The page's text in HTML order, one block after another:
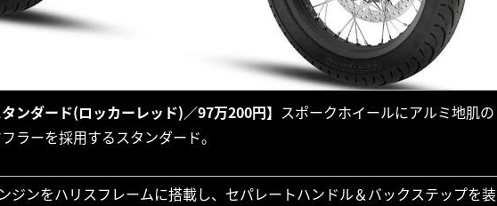
ンダード(ロッカーレッド)／97万200円】 スポークホイールにアルミ地肌の
ラーを採用するスタンダード。
ジンをハリスフレームに搭載し、セパレートハンドル＆バックステップを装